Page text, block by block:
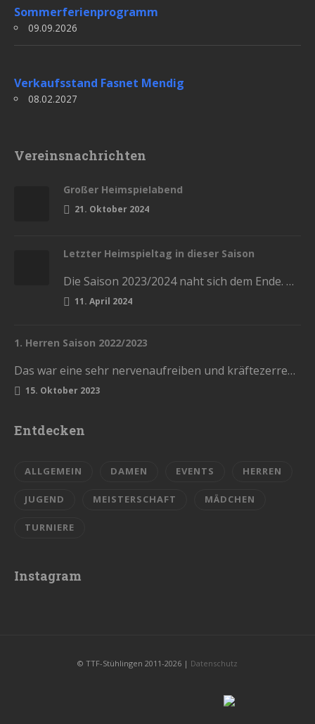
Sommerferienprogramm
09.09.2026
Verkaufsstand Fasnet Mendig
08.02.2027
Vereinsnachrichten
Großer Heimspielabend
21. Oktober 2024
Letzter Heimspieltag in dieser Saison
Die Saison 2023/2024 naht sich dem Ende. Diesen Samstag haben wir die letzten Heimspiele in der Stadthalle. Kommt und lasst…
11. April 2024
1. Herren Saison 2022/2023
Das war eine sehr nervenaufreiben und kräftezerrende Saison. Mit einem Ende, womit wir nicht gerechnet hatten. Die Vorrunde schlossen wir…
15. Oktober 2023
Entdecken
ALLGEMEIN DAMEN EVENTS HERREN
JUGEND MEISTERSCHAFT MÄDCHEN
TURNIERE
Instagram
© TTF-Stühlingen 2011-2026 | Datenschutz